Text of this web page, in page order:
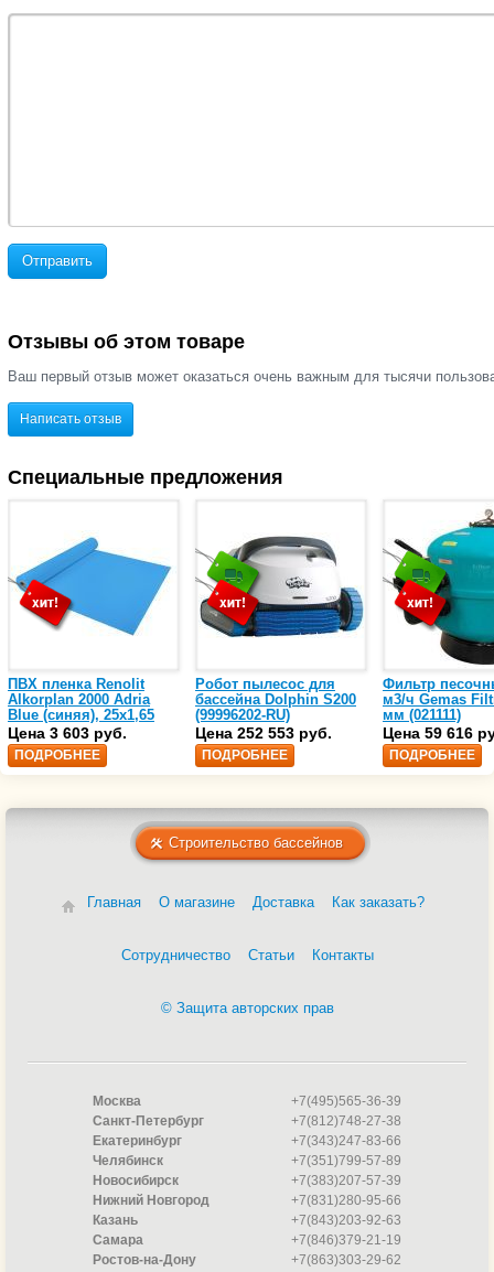
Отправить
Отзывы об этом товаре
Ваш первый отзыв может оказаться очень важным для тысячи
Написать отзыв
Специальные предложения
ПВХ пленка Renolit
Alkorplan 2000 Adria
Blue (синяя), 25х1,65
(35216203)
Цена 3 603 руб.
ПОДРОБНЕЕ
Робот пылесос для
бассейна Dolphin S200
(99996202-RU)
Цена 252 553 руб.
ПОДРОБНЕЕ
Фильтр
м3/ч Gemas
мм (021111)
Цена 59 616
ПОДРОБНЕЕ
Строительство бассейнов
Главная О магазине Доставка Как заказать?
Сотрудничество Статьи Контакты
© Защита авторских прав
Москва
+7(495)565-36-39
Санкт-Петербург
+7(812)748-27-38
Екатеринбург
+7(343)247-83-66
Челябинск
+7(351)799-57-89
Новосибирск
+7(383)207-57-39
Нижний Новгород
+7(831)280-95-66
Казань
+7(843)203-92-63
Самара
+7(846)379-21-19
Ростов-на-Дону
+7(863)303-29-62